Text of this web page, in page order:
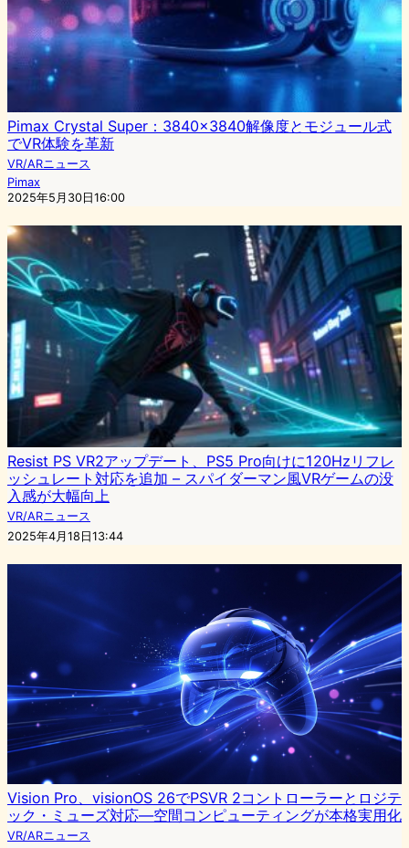
Pimax Crystal Super：3840×3840解像度とモジュール式
でVR体験を革新
VR/ARニュース
Pimax
2025年5月30日16:00
Resist PS VR2アップデート、PS5 Pro向けに120Hzリフレ
ッシュレート対応を追加 – スパイダーマン風VRゲームの没
入感が大幅向上
VR/ARニュース
2025年4月18日13:44
Vision Pro、visionOS 26でPSVR 2コントローラーとロジテ
ック・ミューズ対応—空間コンピューティングが本格実用化
VR/ARニュース